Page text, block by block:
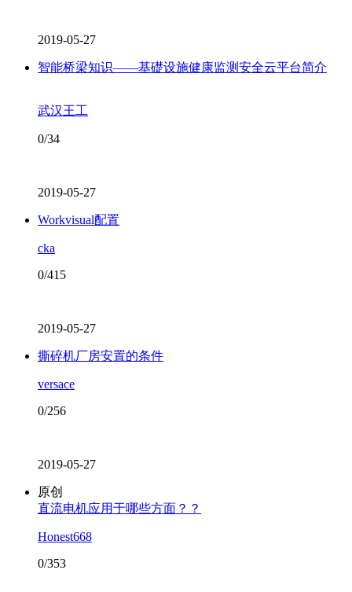
2019-05-27
智能桥梁知识——基礎设施健康监测安全云平台简介
武汉王工
0/34
2019-05-27
Workvisual配置
cka
0/415
2019-05-27
撕碎机厂房安置的条件
versace
0/256
2019-05-27
原创
直流电机应用于哪些方面？？
Honest668
0/353